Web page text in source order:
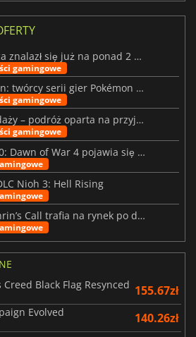
Resident Evil: Veronica znalazł się już na ponad 2 milionach list życzeń
gamingowe
Beast of Reincarnation: twórcy serii gier Pokémon wkraczają na nową ścieżkę
gamingowe
Big Walk już w sprzedaży – podróż oparta na przyjaźni
gamingowe
W Warhammer 40,000: Dawn of War 4 pojawia się frakcja Nekronów
Nioh 3: Hell Rising
Forsaken Realms: Vahrin’s Call trafia na rynek po dziesięciu latach prac
Creed Black Flag Resynced 155.67zł
Evolved 140.26zł